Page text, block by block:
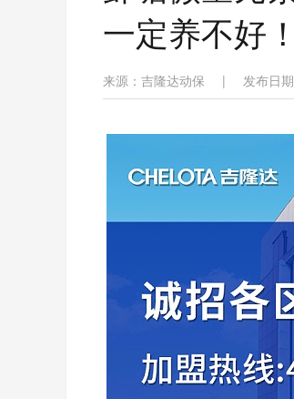
一定养不好！
来源：吉隆达动保 | 发布日